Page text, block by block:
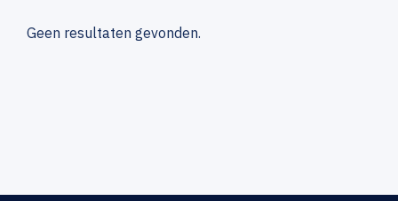
Geen resultaten gevonden.